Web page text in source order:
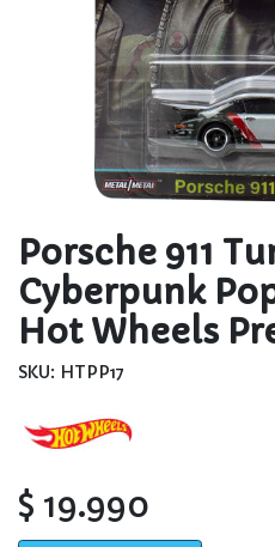
Porsche 911
Cyberpunk
Hot Wheels
SKU: HTPP17
$ 19.990